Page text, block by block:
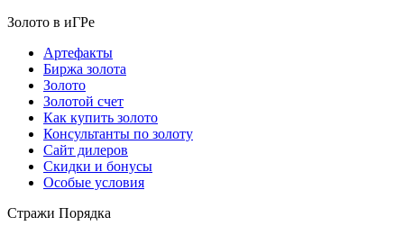
Золото в иГРе
Артефакты
Биржа золота
Золото
Золотой счет
Как купить золото
Консультанты по золоту
Сайт дилеров
Скидки и бонусы
Особые условия
Стражи Порядка